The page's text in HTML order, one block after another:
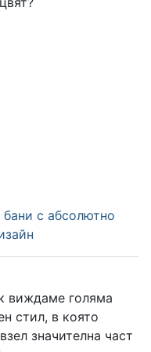
бани с абсолютно
виждаме голяма
стил, в която
значителна част